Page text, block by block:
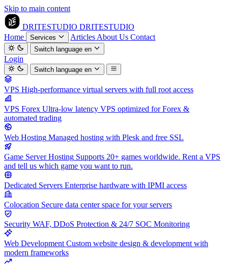
Skip to main content
DRITESTUDIO DRITESTUDIO
Home
Services Articles About Us Contact
Switch languageen
Login
Switch languageen
VPS High-performance virtual servers with full root access
VPS Forex Ultra-low latency VPS optimized for Forex &
automated trading
Web Hosting Managed hosting with Plesk and free SSL
Game Server Hosting Supports 20+ games worldwide. Rent a VPS
and tell us which game you want to run.
Dedicated Servers Enterprise hardware with IPMI access
Colocation Secure data center space for your servers
Security WAF, DDoS Protection & 24/7 SOC Monitoring
Web Development Custom website design & development with
modern frameworks